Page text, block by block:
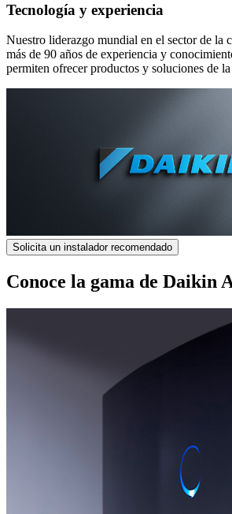
Tecnología y experiencia
Nuestro liderazgo mundial en el sector de la
más de 90 años de experiencia y
permiten ofrecer productos y soluciones de
Solicita un instalador recomendado
Conoce la gama de Daikin